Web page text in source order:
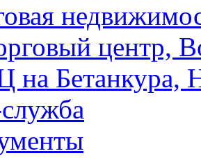
центр,
на Бетанкура,